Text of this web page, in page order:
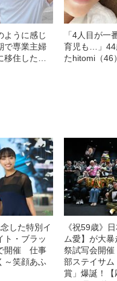
ように感じ
で専業主婦
住した鈴
「4人目が一
育児も…」44
たhitomi（46
した特別イ
ト・ブラッ
開催 仕事
～笑顔あふ
《祝59歳》
ム愛】が大暴
祭試写会開
部ステイサム
賞」爆誕！